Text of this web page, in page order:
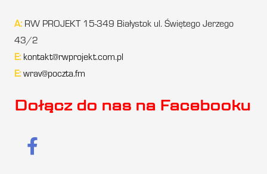
A: RW PROJEKT 15-349 Białystok ul. Świętego Jerzego
43/2
E: kontakt@rwprojekt.com.pl
E: wrav@poczta.fm
Dołącz do nas na Facebooku